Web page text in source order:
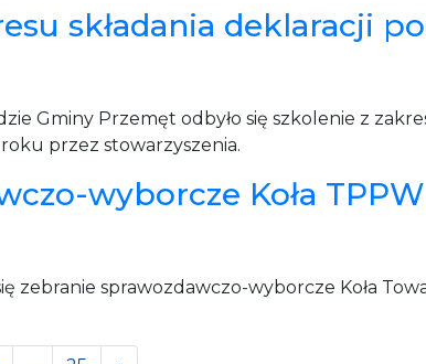
składania deklaracji
Gminy Przemęt odbyło się szkolenie z
przez stowarzyszenia.
wyborcze Koła
zebranie sprawozdawczo-wyborcze Koła